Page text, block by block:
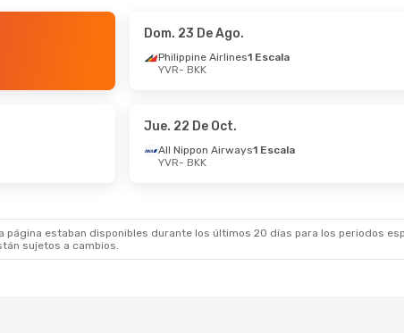
Dom. 23 De Ago.
Philippine Airlines1 Escala
YVR- BKK
Jue. 22 De Oct.
All Nippon Airways1 Escala
YVR- BKK
página estaban disponibles durante los últimos 20 días para los periodos
sujetos a cambios.